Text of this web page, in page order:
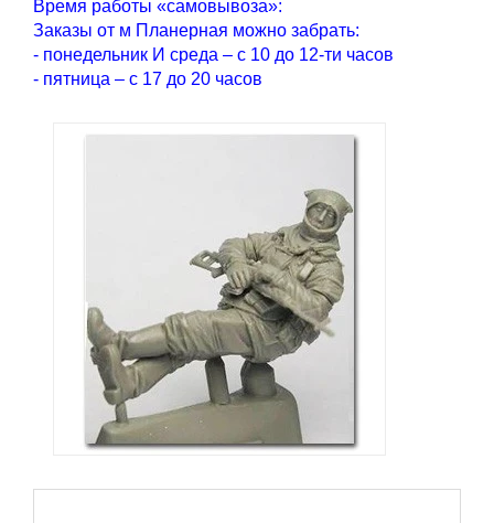
Время работы «самовывоза»:
Заказы от м Планерная можно забрать:
- понедельник И среда – с 10 до 12-ти часов
- пятница – с 17 до 20 часов